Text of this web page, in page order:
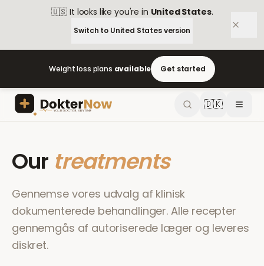
🇺🇸 It looks like you're in United States.
Switch to United Statesversion
Weight loss plans available Get started
🇩🇰
Our treatments
Gennemse vores udvalg af klinisk
dokumenterede behandlinger. Alle recepter
gennemgås af autoriserede læger og leveres
diskret.